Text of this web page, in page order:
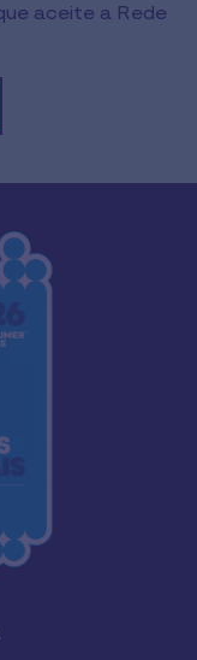
aceite a Rede